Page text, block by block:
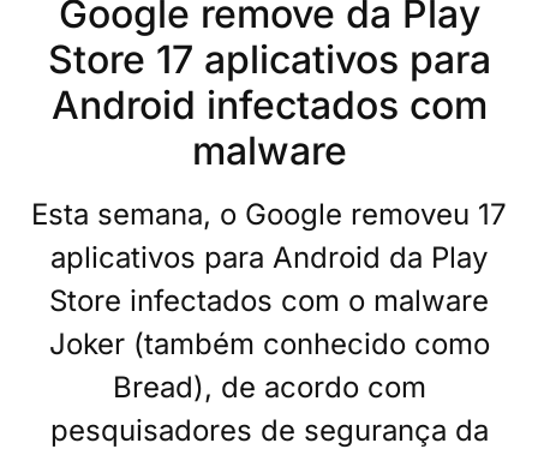
Google remove da Play
Store 17 aplicativos para
Android infectados com
malware
Esta semana, o Google removeu 17
aplicativos para Android da Play
Store infectados com o malware
Joker (também conhecido como
Bread), de acordo com
pesquisadores de segurança da